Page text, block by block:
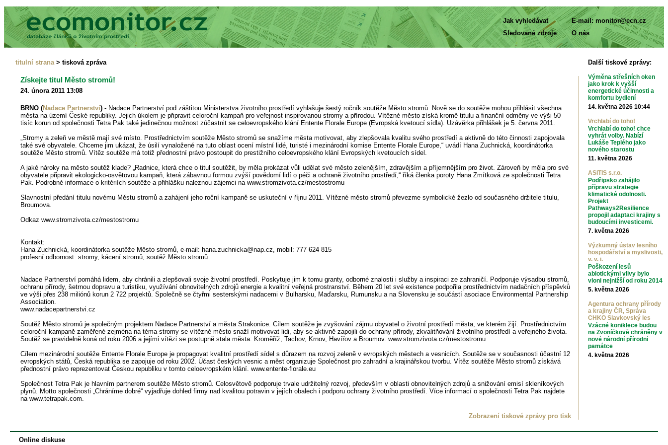
Jak vyhledávat E-mail: monitor@ecn.cz
Sledované zdroje
O nás
titulní strana > tisková zpráva
Získejte titul Město stromů!
24. února 2011 13:08
BRNO (Nadace Partnerství) - Nadace Partnerství pod záštitou Ministerstva životního prostředí vyhlašuje šestý ročník soutěže Město stromů. Nově se do soutěže mohou přihlásit všechna
města na území České republiky. Jejich úkolem je připravit celoroční kampaň pro veřejnost inspirovanou stromy a přírodou. Vítězné město získá kromě titulu a finanční odměny ve výši 50
tisíc korun od společnosti Tetra Pak také jedinečnou možnost zúčastnit se celoevropského klání Entente Florale Europe (Evropská kvetoucí sídla). Uzávěrka přihlášek je 5. června 2011.
„Stromy a zeleň ve městě mají své místo. Prostřednictvím soutěže Město stromů se snažíme města motivovat, aby zlepšovala kvalitu svého prostředí a aktivně do této činnosti zapojovala
také své obyvatele. Chceme jim ukázat, že úsilí vynaložené na tuto oblast ocení místní lidé, turisté i mezinárodní komise Entente Florale Europe,“ uvádí Hana Zuchnická, koordinátorka
soutěže Město stromů. Vítěz soutěže má totiž přednostní právo postoupit do prestižního celoevropského klání Evropských kvetoucích sídel.
A jaké nároky na město soutěž klade? „Radnice, která chce o titul soutěžit, by měla prokázat vůli udělat své město zelenějším, zdravějším a příjemnějším pro život. Zároveň by měla pro své
obyvatele připravit ekologicko-osvětovou kampaň, která zábavnou formou zvýší povědomí lidí o péči a ochraně životního prostředí,“ říká členka poroty Hana Zmítková ze společnosti Tetra
Pak. Podrobné informace o kritériích soutěže a přihlášku naleznou zájemci na www.stromzivota.cz/mestostromu
Slavnostní předání titulu novému Městu stromů a zahájení jeho roční kampaně se uskuteční v říjnu 2011. Vítězné město stromů převezme symbolické žezlo od současného držitele titulu,
Broumova.
Odkaz www.stromzivota.cz/mestostromu
Kontakt:
Hana Zuchnická, koordinátorka soutěže Město stromů, e-mail: hana.zuchnicka@nap.cz, mobil: 777 624 815
profesní odbornost: stromy, kácení stromů, soutěž Město stromů
Nadace Partnerství pomáhá lidem, aby chránili a zlepšovali svoje životní prostředí. Poskytuje jim k tomu granty, odborné znalosti i služby a inspiraci ze zahraničí. Podporuje výsadbu stromů,
ochranu přírody, šetrnou dopravu a turistiku, využívání obnovitelných zdrojů energie a kvalitní veřejná prostranství. Během 20 let své existence podpořila prostřednictvím nadačních příspěvků
ve výši přes 238 miliónů korun 2 722 projektů. Společně se čtyřmi sesterskými nadacemi v Bulharsku, Maďarsku, Rumunsku a na Slovensku je součástí asociace Environmental Partnership
Association.
www.nadacepartnerstvi.cz
Soutěž Město stromů je společným projektem Nadace Partnerství a města Strakonice. Cílem soutěže je zvyšování zájmu obyvatel o životní prostředí města, ve kterém žijí. Prostřednictvím
celoroční kampaně zaměřené zejména na téma stromy se vítězné město snaží motivovat lidi, aby se aktivně zapojili do ochrany přírody, zkvalitňování životního prostředí a veřejného života.
Soutěž se pravidelně koná od roku 2006 a jejími vítězi se postupně stala města: Kroměříž, Tachov, Krnov, Havířov a Broumov. www.stromzivota.cz/mestostromu
Cílem mezinárodní soutěže Entente Florale Europe je propagovat kvalitní prostředí sídel s důrazem na rozvoj zeleně v evropských městech a vesnicích. Soutěže se v současnosti účastní 12
evropských států, Česká republika se zapojuje od roku 2002. Účast českých vesnic a měst organizuje Společnost pro zahradní a krajinářskou tvorbu. Vítěz soutěže Město stromů získává
přednostní právo reprezentovat Českou republiku v tomto celoevropském klání. www.entente-florale.eu
Společnost Tetra Pak je hlavním partnerem soutěže Město stromů. Celosvětově podporuje trvale udržitelný rozvoj, především v oblasti obnovitelných zdrojů a snižování emisí skleníkových
plynů. Motto společnosti „Chráníme dobré“ vyjadřuje dohled firmy nad kvalitou potravin v jejích obalech i podporu ochrany životního prostředí. Více informací o společnosti Tetra Pak najdete
na www.tetrapak.com.
Zobrazení tiskové zprávy pro tisk
Další tiskové zprávy:
Výměna střešních oken
jako krok k vyšší
energetické účinnosti a
komfortu bydlení
14. května 2026 10:44
Vrchlabí do toho!
Vrchlabí do toho! chce
vyhrát volby. Nabízí
Lukáše Teplého jako
nového starostu
11. května 2026
ASITIS s.r.o.
Podřipsko zahájilo
přípravu strategie
klimatické odolnosti.
Projekt
Pathways2Resilience
propojil adaptaci krajiny s
budoucími investicemi.
7. května 2026
Výzkumný ústav lesního
hospodářství a myslivosti,
v. v. i.
Poškození lesů
abiotickými vlivy bylo
vloni nejnižší od roku 2014
5. května 2026
Agentura ochrany přírody
a krajiny ČR, Správa
CHKO Slavkovský les
Vzácné koniklece budou
na Zvoníčkově chráněny v
nové národní přírodní
památce
4. května 2026
Online diskuse